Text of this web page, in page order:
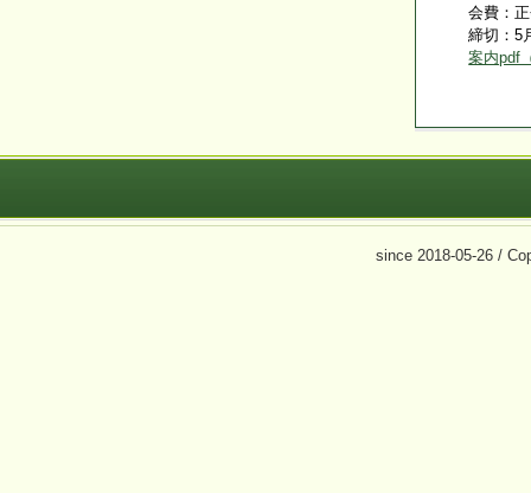
会費：正
締切：5
案内pdf
since 2018-05-26 /